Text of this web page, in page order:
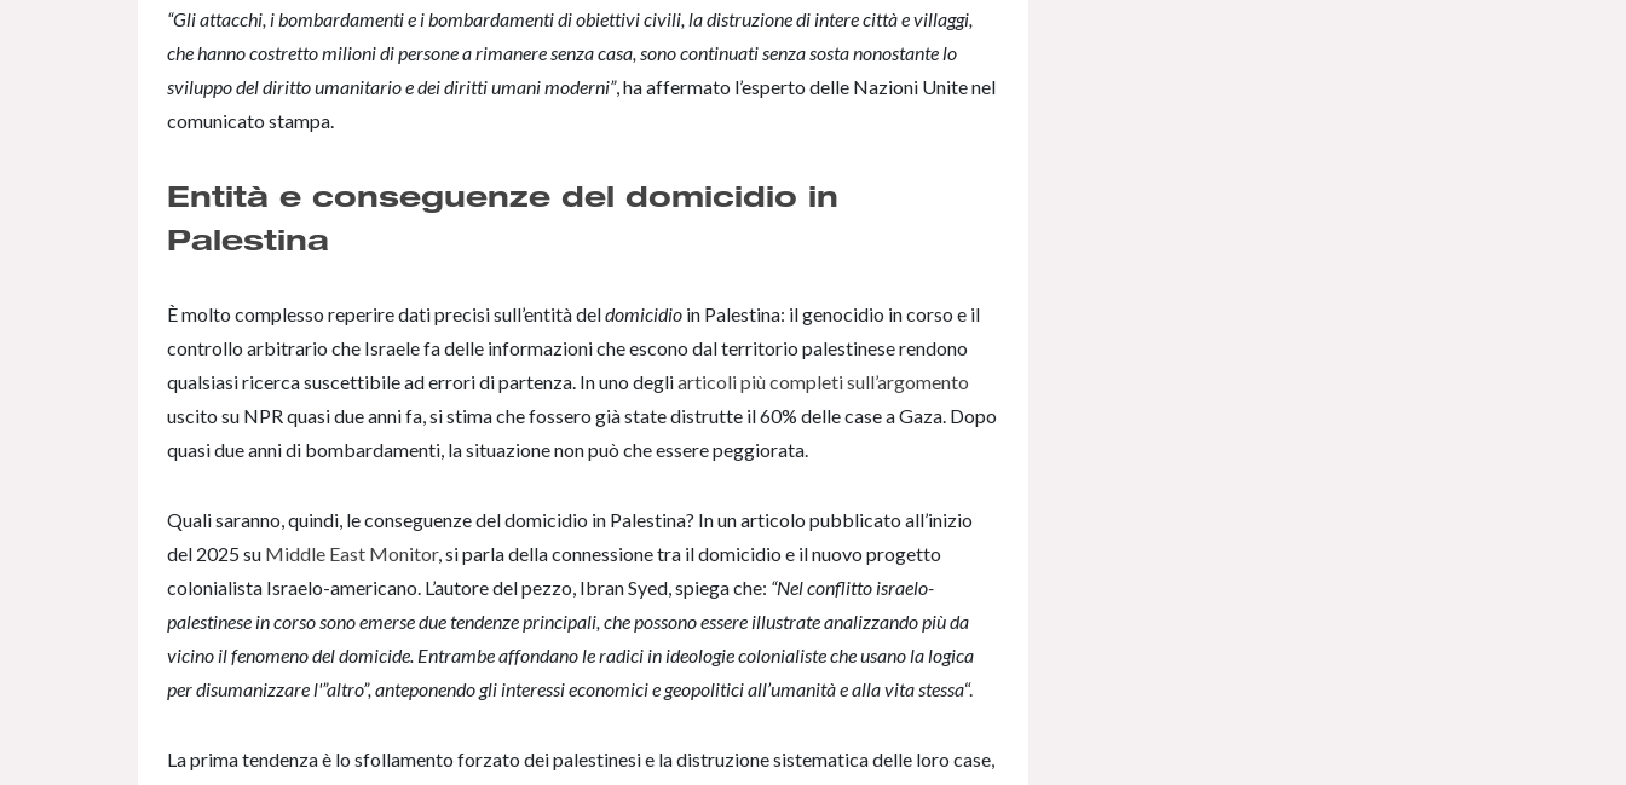
“Gli attacchi, i bombardamenti e i bombardamenti di obiettivi civili, la distruzione di intere città e villaggi,
che hanno costretto milioni di persone a rimanere senza casa, sono continuati senza sosta nonostante lo
sviluppo del diritto umanitario e dei diritti umani moderni”, ha affermato l’esperto delle Nazioni Unite nel
comunicato stampa.
Entità e conseguenze del domicidio in
Palestina
È molto complesso reperire dati precisi sull’entità deldomicidio in Palestina: il genocidio in corso e il
controllo arbitrario che Israele fa delle informazioni che escono dal territorio palestinese rendono
qualsiasi ricerca suscettibile ad errori di partenza. In uno degliarticoli più completi sull’argomento
uscito su NPR quasi due anni fa, si stima che fossero già state distrutte il 60% delle case a Gaza. Dopo
quasi due anni di bombardamenti, la situazione non può che essere peggiorata.
Quali saranno, quindi, le conseguenze del domicidio in Palestina? In un articolo pubblicato all’inizio
del 2025 su Middle East Monitor, si parla della connessione tra il domicidio e il nuovo progetto
colonialista Israelo-americano. L’autore del pezzo, Ibran Syed, spiega che: “Nel conflitto israelo-
palestinese in corso sono emerse due tendenze principali, che possono essere illustrate analizzando più da
vicino il fenomeno del domicide. Entrambe affondano le radici in ideologie colonialiste che usano la logica
per disumanizzare l'”altro”, anteponendo gli interessi economici e geopolitici all’umanità e alla vita stessa“.
La prima tendenza è lo sfollamento forzato dei palestinesi e la distruzione sistematica delle loro case,